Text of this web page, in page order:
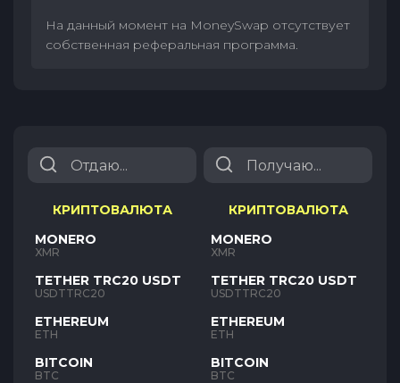
На данный момент на MoneySwap отсутствует
собственная реферальная программа.
КРИПТОВАЛЮТА
MONERO
XMR
TETHER TRC20 USDT
USDTTRC20
ETHEREUM
ETH
BITCOIN
BTC
КРИПТОВАЛЮТА
MONERO
XMR
TETHER TRC20 USDT
USDTTRC20
ETHEREUM
ETH
BITCOIN
BTC